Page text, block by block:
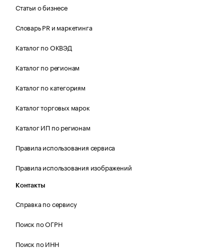
Статьи о бизнесе
Словарь PR и маркетинга
Каталог по ОКВЭД
Каталог по регионам
Каталог по категориям
Каталог торговых марок
Каталог ИП по регионам
Правила использования сервиса
Правила использования изображений
Контакты
Справка по сервису
Поиск по ОГРН
Поиск по ИНН